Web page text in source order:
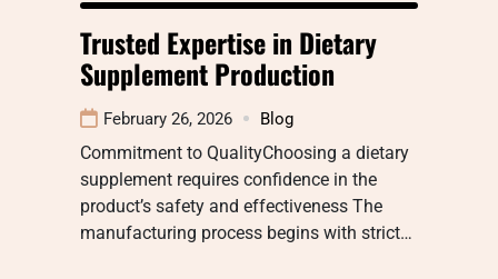
Trusted Expertise in Dietary
Supplement Production
February 26, 2026 Blog
Commitment to QualityChoosing a dietary
supplement requires confidence in the
product’s safety and effectiveness The
manufacturing process begins with strict…